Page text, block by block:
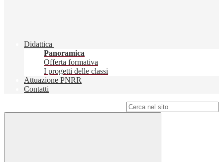
Didattica
Panoramica
Offerta formativa
I progetti delle classi
Attuazione PNRR
Contatti